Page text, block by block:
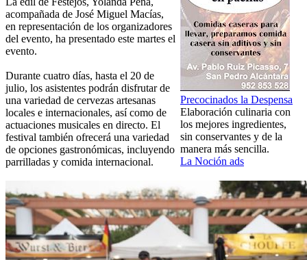
Precocinados la Despensa
Elaboración culinaria con
los mejores ingredientes,
sin conservantes y de la
manera más sencilla.
La Noción ads
acompañada de José Miguel Macías,
en representación de los organizadores
del evento, ha presentado este martes el
evento.
Durante cuatro días, hasta el 20 de
julio, los asistentes podrán disfrutar de
una variedad de cervezas artesanas
locales e internacionales, así como de
actuaciones musicales en directo. El
festival también ofrecerá una variedad
de opciones gastronómicas, incluyendo
parrilladas y comida internacional.